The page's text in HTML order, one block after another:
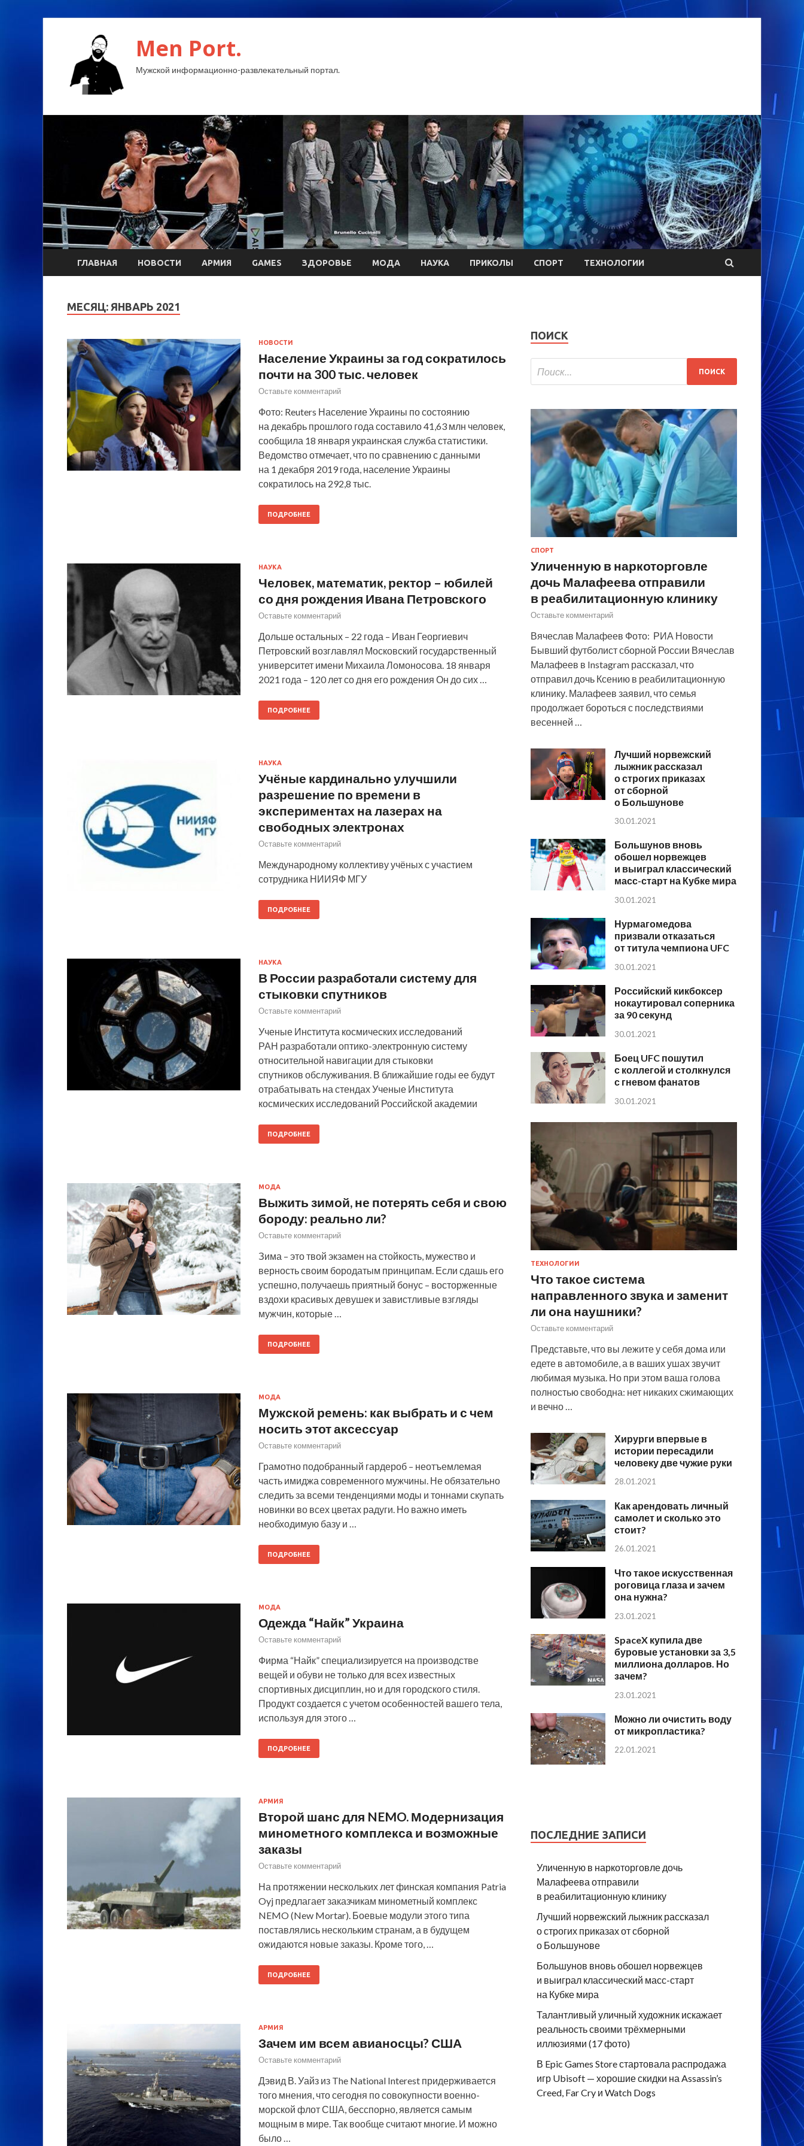
Men Port.
Мужской информационно-развлекательный портал.
ГЛАВНАЯ НОВОСТИ АРМИЯ GAMES ЗДОРОВЬЕ МОДА НАУКА ПРИКОЛЫ СПОРТ ТЕХНОЛОГИИ
МЕСЯЦ: ЯНВАРЬ 2021
НОВОСТИ
Население Украины за год сократилось
почти на 300 тыс. человек
Оставьте комментарий
Фото: Reuters Население Украины по состоянию
на декабрь прошлого года составило 41,63 млн человек,
сообщила 18 января украинская служба статистики.
Ведомство отмечает, что по сравнению с данными
на 1 декабря 2019 года, население Украины
сократилось на 292,8 тыс.
ПОДРОБНЕЕ
НАУКА
Человек, математик, ректор – юбилей
со дня рождения Ивана Петровского
Оставьте комментарий
Дольше остальных – 22 года – Иван Георгиевич
Петровский возглавлял Московский государственный
университет имени Михаила Ломоносова. 18 января
2021 года – 120 лет со дня его рождения Он до сих …
ПОДРОБНЕЕ
НАУКА
Учёные кардинально улучшили
разрешение по времени в
экспериментах на лазерах на
свободных электронах
Оставьте комментарий
Международному коллективу учёных с участием
сотрудника НИИЯФ МГУ
ПОДРОБНЕЕ
НАУКА
В России разработали систему для
стыковки спутников
Оставьте комментарий
Ученые Института космических исследований
РАН разработали оптико-электронную систему
относительной навигации для стыковки
спутников обслуживания. В ближайшие годы ее будут
отрабатывать на стендах Ученые Института
космических исследований Российской академии
ПОДРОБНЕЕ
МОДА
Выжить зимой, не потерять себя и свою
бороду: реально ли?
Оставьте комментарий
Зима – это твой экзамен на стойкость, мужество и
верность своим бородатым принципам. Если сдашь его
успешно, получаешь приятный бонус – восторженные
вздохи красивых девушек и завистливые взгляды
мужчин, которые …
ПОДРОБНЕЕ
МОДА
Мужской ремень: как выбрать и с чем
носить этот аксессуар
Оставьте комментарий
Грамотно подобранный гардероб – неотъемлемая
часть имиджа современного мужчины. Не обязательно
следить за всеми тенденциями моды и тоннами скупать
новинки во всех цветах радуги. Но важно иметь
необходимую базу и …
ПОДРОБНЕЕ
МОДА
Одежда “Найк” Украина
Оставьте комментарий
Фирма “Найк” специализируется на производстве
вещей и обуви не только для всех известных
спортивных дисциплин, но и для городского стиля.
Продукт создается с учетом особенностей вашего тела,
используя для этого …
ПОДРОБНЕЕ
АРМИЯ
Второй шанс для NEMO. Модернизация
минометного комплекса и возможные
заказы
Оставьте комментарий
На протяжении нескольких лет финская компания Patria
Oyj предлагает заказчикам минометный комплекс
NEMO (New Mortar). Боевые модули этого типа
поставлялись нескольким странам, а в будущем
ожидаются новые заказы. Кроме того, …
ПОДРОБНЕЕ
АРМИЯ
Зачем им всем авианосцы? США
Оставьте комментарий
Дэвид В. Уайз из The National Interest придерживается
того мнения, что сегодня по совокупности военно-
морской флот США, бесспорно, является самым
мощным в мире. Так вообще считают многие. И можно
было …
ПОИСК
СПОРТ
Уличенную в наркоторговле
дочь Малафеева отправили
в реабилитационную клинику
Оставьте комментарий
Вячеслав Малафеев Фото: РИА Новости
Бывший футболист сборной России Вячеслав
Малафеев в Instagram рассказал, что
отправил дочь Ксению в реабилитационную
клинику. Малафеев заявил, что семья
продолжает бороться с последствиями
весенней …
Лучший норвежский
лыжник рассказал
о строгих приказах
от сборной
о Большунове
30.01.2021
Большунов вновь
обошел норвежцев
и выиграл классический
масс-старт на Кубке мира
30.01.2021
Нурмагомедова
призвали отказаться
от титула чемпиона UFC
30.01.2021
Российский кикбоксер
нокаутировал соперника
за 90 секунд
30.01.2021
Боец UFC пошутил
с коллегой и столкнулся
с гневом фанатов
30.01.2021
ТЕХНОЛОГИИ
Что такое система
направленного звука и заменит
ли она наушники?
Оставьте комментарий
Представьте, что вы лежите у себя дома или
едете в автомобиле, а в ваших ушах звучит
любимая музыка. Но при этом ваша голова
полностью свободна: нет никаких сжимающих
и вечно …
Хирурги впервые в
истории пересадили
человеку две чужие руки
28.01.2021
Как арендовать личный
самолет и сколько это
стоит?
26.01.2021
Что такое искусственная
роговица глаза и зачем
она нужна?
23.01.2021
SpaceX купила две
буровые установки за 3,5
миллиона долларов. Но
зачем?
23.01.2021
Можно ли очистить воду
от микропластика?
22.01.2021
ПОСЛЕДНИЕ ЗАПИСИ
Уличенную в наркоторговле дочь
Малафеева отправили
в реабилитационную клинику
Лучший норвежский лыжник рассказал
о строгих приказах от сборной
о Большунове
Большунов вновь обошел норвежцев
и выиграл классический масс-старт
на Кубке мира
Талантливый уличный художник искажает
реальность своими трёхмерными
иллюзиями (17 фото)
В Epic Games Store стартовала распродажа
игр Ubisoft — хорошие скидки на Assassin’s
Creed, Far Cry и Watch Dogs